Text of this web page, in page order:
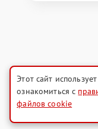
Этот сайт
ознакомиться с
файлов cookie